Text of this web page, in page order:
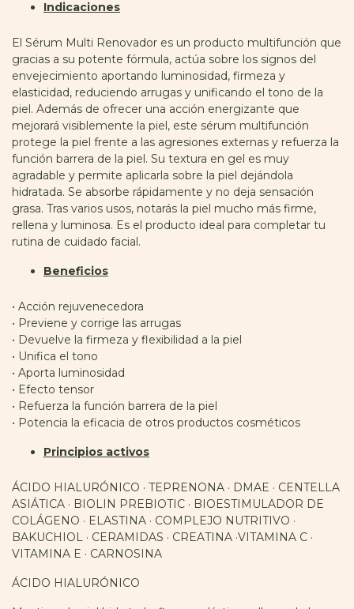
Indicaciones
El Sérum Multi Renovador es un producto multifunción que
gracias a su potente fórmula, actúa sobre los signos del
envejecimiento aportando luminosidad, firmeza y
elasticidad, reduciendo arrugas y unificando el tono de la
piel. Además de ofrecer una acción energizante que
mejorará visiblemente la piel, este sérum multifunción
protege la piel frente a las agresiones externas y refuerza la
función barrera de la piel. Su textura en gel es muy
agradable y permite aplicarla sobre la piel dejándola
hidratada. Se absorbe rápidamente y no deja sensación
grasa. Tras varios usos, notarás la piel mucho más firme,
rellena y luminosa. Es el producto ideal para completar tu
rutina de cuidado facial.
Beneficios
• Acción rejuvenecedora
• Previene y corrige las arrugas
• Devuelve la firmeza y flexibilidad a la piel
• Unifica el tono
• Aporta luminosidad
• Efecto tensor
• Refuerza la función barrera de la piel
• Potencia la eficacia de otros productos cosméticos
Principios activos
ÁCIDO HIALURÓNICO · TEPRENONA · DMAE · CENTELLA
ASIÁTICA · BIOLIN PREBIOTIC · BIOESTIMULADOR DE
COLÁGENO · ELASTINA · COMPLEJO NUTRITIVO ·
BAKUCHIOL · CERAMIDAS · CREATINA ·VITAMINA C ·
VITAMINA E · CARNOSINA
ÁCIDO HIALURÓNICO